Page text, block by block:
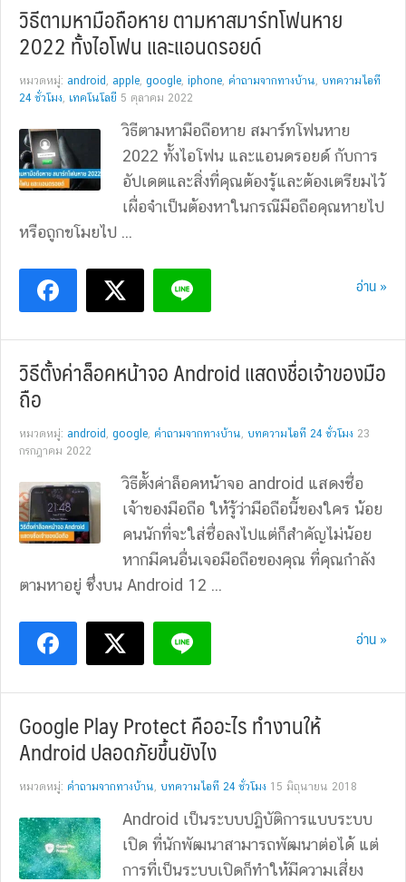
วิธีตามหามือถือหาย ตามหาสมาร์ทโฟนหาย
2022 ทั้งไอโฟน และแอนดรอยด์
หมวดหมู่: android , apple, google, iphone, คำถามจากทางบ้าน, บทความไอที
24 ชั่วโมง, เทคโนโลยี 5 ตุลาคม 2022
วิธีตามหามือถือหาย สมาร์ทโฟนหาย
2022 ทั้งไอโฟน และแอนดรอยด์ กับการ
อัปเดตและสิ่งที่คุณต้องรู้และต้องเตรียมไว้
เผื่อจำเป็นต้องหาในกรณีมือถือคุณหายไป
หรือถูกขโมยไป ...
อ่าน »
วิธีตั้งค่าล็อคหน้าจอ Android แสดงชื่อเจ้าของมือ
ถือ
หมวดหมู่: android , google, คำถามจากทางบ้าน, บทความไอที 24 ชั่วโมง 23
กรกฎาคม 2022
วิธีตั้งค่าล็อคหน้าจอ android แสดงชื่อ
เจ้าของมือถือ ให้รู้ว่ามือถือนี้ของใคร น้อย
คนนักที่จะใส่ชื่อลงไปแต่ก็สำคัญไม่น้อย
หากมีคนอื่นเจอมือถือของคุณ ที่คุณกำลัง
ตามหาอยู่ ซึ่งบน Android 12 ...
อ่าน »
Google Play Protect คืออะไร ทำงานให้
Android ปลอดภัยขึ้นยังไง
หมวดหมู่: คำถามจากทางบ้าน, บทความไอที 24 ชั่วโมง 15 มิถุนายน 2018
Android เป็นระบบปฏิบัติการแบบระบบ
เปิด ที่นักพัฒนาสามารถพัฒนาต่อได้ แต่
การที่เป็นระบบเปิดก็ทำให้มีความเสี่ยง